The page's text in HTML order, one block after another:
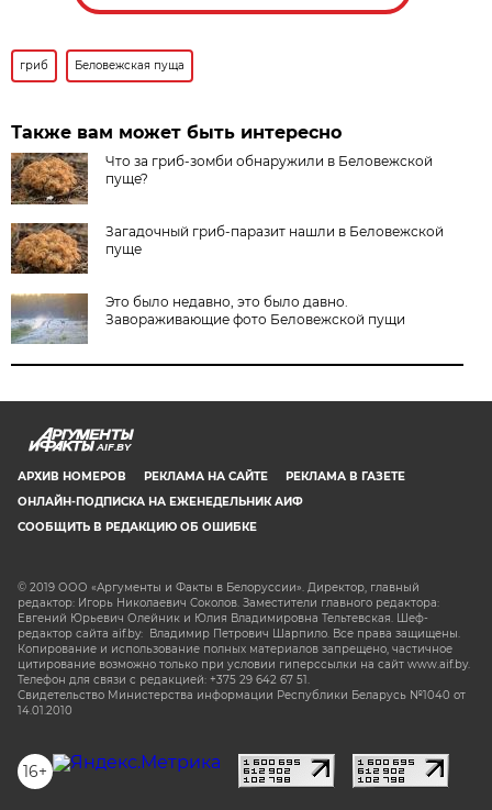
гриб Беловежская пуща
Также вам может быть интересно
Что за гриб-зомби обнаружили в Беловежской
пуще?
Загадочный гриб-паразит нашли в Беловежской
пуще
Это было недавно, это было давно.
Завораживающие фото Беловежской пущи
AIF.BY
АРХИВ НОМЕРОВ РЕКЛАМА НА САЙТЕ
РЕКЛАМА В ГАЗЕТЕ
ОНЛАЙН-ПОДПИСКА НА ЕЖЕНЕДЕЛЬНИК АИФ
СООБЩИТЬ В РЕДАКЦИЮ ОБ ОШИБКЕ
© 2019 ООО «Аргументы и Факты в Белоруссии». Директор, главный
редактор: Игорь Николаевич Соколов. Заместители главного редактора:
Евгений Юрьевич Олейник и Юлия Владимировна Тельтевская. Шеф-
редактор сайта aif.by: Владимир Петрович Шарпило. Все права защищены.
Копирование и использование полных материалов запрещено, частичное
цитирование возможно только при условии гиперссылки на сайт www.aif.by.
Телефон для связи с редакцией: +375 29 642 67 51.
Свидетельство Министерства информации Республики Беларусь №1040 от
14.01.2010
16+